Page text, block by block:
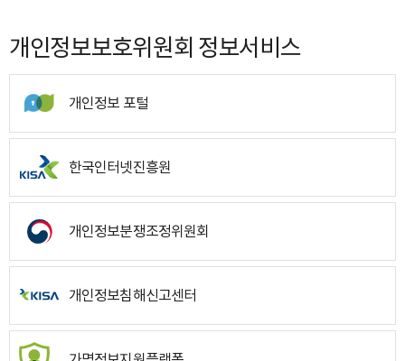
개인정보보호위원회 정보서비스
개인정보 포털
한국인터넷진흥원
개인정보분쟁조정위원회
개인정보침해신고센터